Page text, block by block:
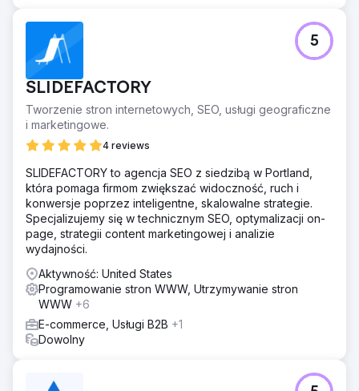
Wkrótce po uruchomieniu nowej strony internetowej
klient zaczął otrzymywać regularne połączenia
przychodzące bezpośrednio ze swojej witryny i Google.
Dla firmy, która wcześniej nie odnotowała żadnych
leadów cyfrowych, był to wyraźny punkt zwrotny,
dowodzący, że odpowiednia struktura strony i lokalne
SEO mogą odblokować organiczny przepływ leadów
nawet na konkurencyjnym rynku usług.
Przejdź do strony agencji
SLIDEFACTORY
Tworzenie stron internetowych, SEO, usługi geograficzne
i marketingowe.
4 reviews
5
SLIDEFACTORY to agencja SEO z siedzibą w Portland,
która pomaga firmom zwiększać widoczność, ruch i
konwersje poprzez inteligentne, skalowalne strategie.
Specjalizujemy się w technicznym SEO, optymalizacji on-
page, strategii content marketingowej i analizie
wydajności.
Aktywność: United States
Programowanie stron WWW, Utrzymywanie stron
WWW +6
E-commerce, Usługi B2B +1
Dowolny